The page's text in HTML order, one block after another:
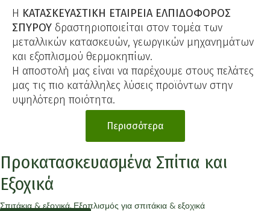
Η ΚΑΤΑΣΚΕΥΑΣΤΙΚΗ ΕΤΑΙΡΕΙΑ ΕΛΠΙΔΟΦΟΡΟΣ
ΣΠΥΡΟΥ δραστηριοποιείται στον τομέα των
μεταλλικών κατασκευών, γεωργικών μηχανημάτων
και εξοπλισμού θερμοκηπίων.
Η αποστολή μας είναι να παρέχουμε στους πελάτες
μας τις πιο κατάλληλες λύσεις προϊόντων στην
υψηλότερη ποιότητα.
Περισσότερα
Προκατασκευασμένα Σπίτια και
Εξοχικά
Σπιτάκια & εξοχικά, Εξοπλισμός για σπιτάκια & εξοχικά